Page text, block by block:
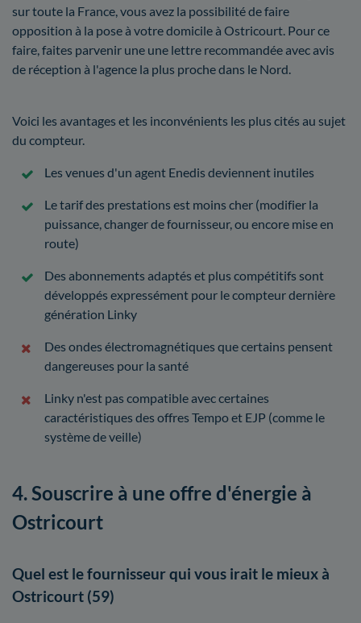
sur toute la France, vous avez la possibilité de faire
opposition à la pose à votre domicile à Ostricourt. Pour ce
faire, faites parvenir une une lettre recommandée avec avis
de réception à l'agence la plus proche dans le Nord.
Voici les avantages et les inconvénients les plus cités au sujet
du compteur.
Les venues d'un agent Enedis deviennent inutiles
Le tarif des prestations est moins cher (modifier la
puissance, changer de fournisseur, ou encore mise en
route)
Des abonnements adaptés et plus compétitifs sont
développés expressément pour le compteur dernière
génération Linky
Des ondes électromagnétiques que certains pensent
dangereuses pour la santé
Linky n'est pas compatible avec certaines
caractéristiques des offres Tempo et EJP (comme le
système de veille)
4. Souscrire à une offre d'énergie à
Ostricourt
Quel est le fournisseur qui vous irait le mieux à
Ostricourt (59)